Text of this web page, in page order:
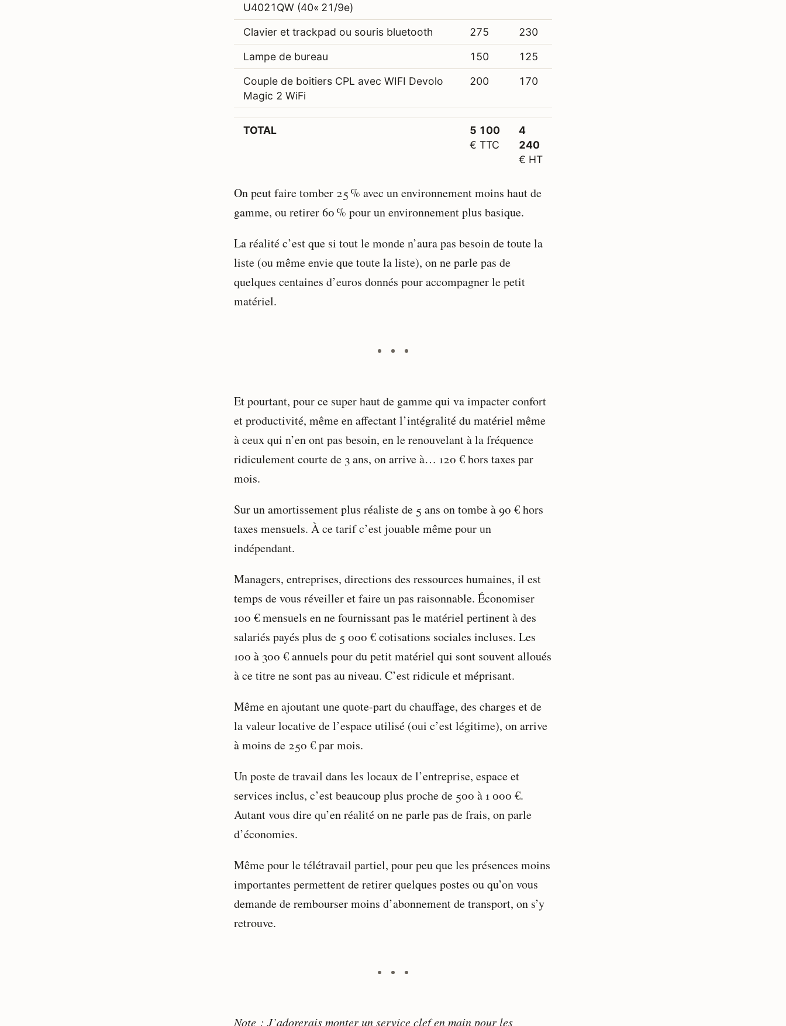
U4021QW (40« 21/9e)
Clavier et trackpad ou souris bluetooth 275
230
Lampe de bureau
150
125
Couple de boitiers CPL avec WIFI Devolo
Magic 2 WiFi
200 170
TOTAL
5 100
€ TTC
4
240
€ HT
On peut faire tomber 25 % avec un environnement moins haut de
gamme, ou retirer 60 % pour un environnement plus basique.
La réalité c’est que si tout le monde n’aura pas besoin de toute la
liste (ou même envie que toute la liste), on ne parle pas de
quelques centaines d’euros donnés pour accompagner le petit
matériel.
Et pourtant, pour ce super haut de gamme qui va impacter confort
et productivité, même en affectant l’intégralité du matériel même
à ceux qui n’en ont pas besoin, en le renouvelant à la fréquence
ridiculement courte de 3 ans, on arrive à… 120 € hors taxes par
mois.
Sur un amortissement plus réaliste de 5 ans on tombe à 90 € hors
taxes mensuels. À ce tarif c’est jouable même pour un
indépendant.
Managers, entreprises, directions des ressources humaines, il est
temps de vous réveiller et faire un pas raisonnable. Économiser
100 € mensuels en ne fournissant pas le matériel pertinent à des
salariés payés plus de 5 000 € cotisations sociales incluses. Les
100 à 300 € annuels pour du petit matériel qui sont souvent alloués
à ce titre ne sont pas au niveau. C’est ridicule et méprisant.
Même en ajoutant une quote-part du chauffage, des charges et de
la valeur locative de l’espace utilisé (oui c’est légitime), on arrive
à moins de 250 € par mois.
Un poste de travail dans les locaux de l’entreprise, espace et
services inclus, c’est beaucoup plus proche de 500 à 1 000 €.
Autant vous dire qu’en réalité on ne parle pas de frais, on parle
d’économies.
Même pour le télétravail partiel, pour peu que les présences moins
importantes permettent de retirer quelques postes ou qu’on vous
demande de rembourser moins d’abonnement de transport, on s’y
retrouve.
Note : J’adorerais monter un service clef en main pour les